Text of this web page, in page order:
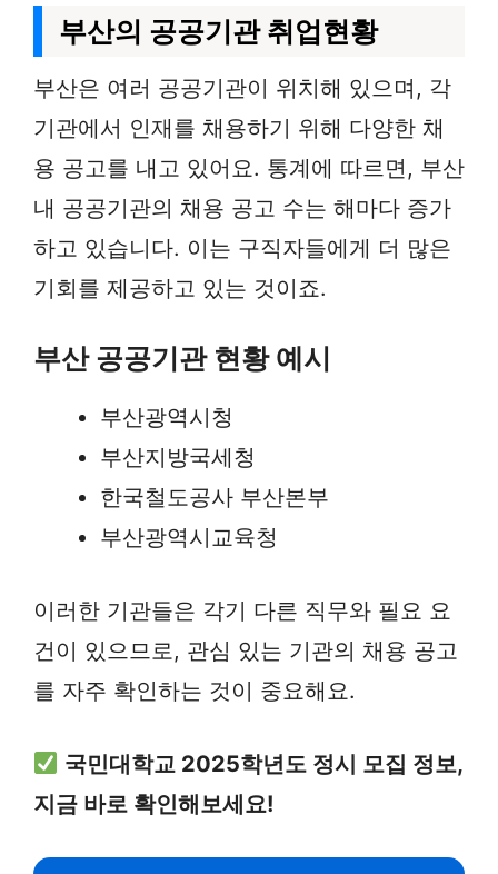
부산의 공공기관 취업현황
부산은 여러 공공기관이 위치해 있으며, 각
기관에서 인재를 채용하기 위해 다양한 채
용 공고를 내고 있어요. 통계에 따르면, 부산
내 공공기관의 채용 공고 수는 해마다 증가
하고 있습니다. 이는 구직자들에게 더 많은
기회를 제공하고 있는 것이죠.
부산 공공기관 현황 예시
부산광역시청
부산지방국세청
한국철도공사 부산본부
부산광역시교육청
이러한 기관들은 각기 다른 직무와 필요 요
건이 있으므로, 관심 있는 기관의 채용 공고
를 자주 확인하는 것이 중요해요.
국민대학교 2025학년도 정시 모집 정보,
지금 바로 확인해보세요!